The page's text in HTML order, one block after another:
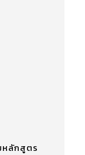
หลักสูตร